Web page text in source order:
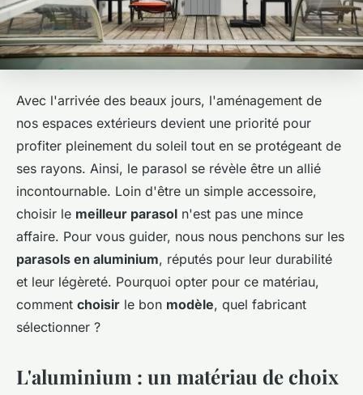
Avec l'arrivée des beaux jours, l'aménagement de
nos espaces extérieurs devient une priorité pour
profiter pleinement du soleil tout en se protégeant de
ses rayons. Ainsi, le parasol se révèle être un allié
incontournable. Loin d'être un simple accessoire,
choisir le meilleur parasol n'est pas une mince
affaire. Pour vous guider, nous nous penchons sur les
parasols en aluminium, réputés pour leur durabilité
et leur légèreté. Pourquoi opter pour ce matériau,
comment choisir le bon modèle, quel fabricant
sélectionner ?
L'aluminium : un matériau de choix